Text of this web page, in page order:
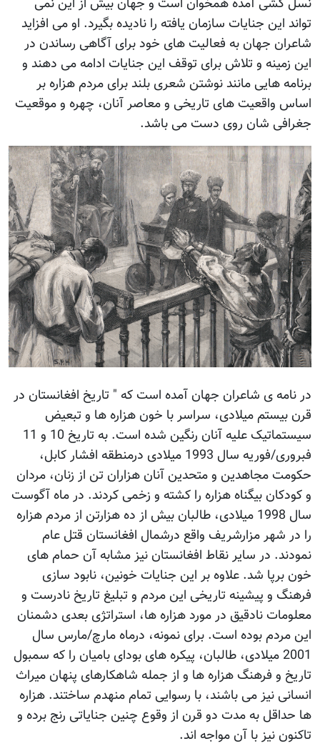
نسل کشی آمده همخوان است و جهان بیش از این نمی
تواند این جنایات سازمان یافته را نادیده بگیرد. او می افزاید
شاعران جهان به فعالیت های خود برای آگاهی رساندن در
این زمینه و تلاش برای توقف این جنایات ادامه می دهند و
برنامه هایی مانند نوشتن شعری بلند برای مردم هزاره بر
اساس واقعیت های تاریخی و معاصر آنان، چهره و موقعیت
جغرافی شان روی دست می باشد.
در نامه ی شاعران جهان آمده است که " تاریخ افغانستان در
قرن بیستم میلادی، سراسر با خون هزاره ها و تبعیض
سیستماتیک علیه آنان رنگین شده است. به تاریخ 10 و 11
فبروری/فوریه سال 1993 میلادی درمنطقه افشار کابل،
حکومت مجاهدین و متحدین آنان هزاران تن از زنان، مردان
و کودکان بیگناه هزاره را کشته و زخمی کردند. در ماه آگوست
سال 1998 میلادی، طالبان بیش از ده هزارتن از مردم هزاره
را در شهر مزارشریف واقع درشمال افغانستان قتل عام
نمودند. در سایر نقاط افغانستان نیز مشابه آن حمام های
خون برپا شد. علاوه بر این جنایات خونین، نابود سازی
فرهنگ و پیشینه تاریخی این مردم و تبلیغ تاریخ نادرست و
معلومات نادقیق در مورد هزاره ها، استراتژی بعدی دشمنان
این مردم بوده است. برای نمونه، درماه مارچ/مارس سال
2001 میلادی، طالبان، پیکره های بودای بامیان را که سمبول
تاریخ و فرهنگ هزاره ها و از جمله شاهکارهای پنهان میراث
انسانی نیز می باشند، با رسوایی تمام منهدم ساختند. هزاره
ها حداقل به مدت دو قرن از وقوع چنین جنایاتی رنج برده و
تاکنون نیز با آن مواجه اند.